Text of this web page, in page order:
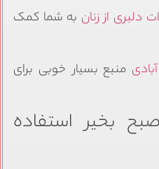
دلبری از زنانبه شما کمک
منبع بسیار خوبی برای
بخیر استفاده